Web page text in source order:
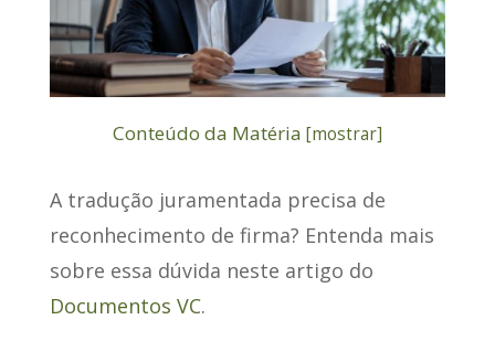
Conteúdo da Matéria [mostrar]
A tradução juramentada precisa de
reconhecimento de firma? Entenda mais
sobre essa dúvida neste artigo do
Documentos VC.